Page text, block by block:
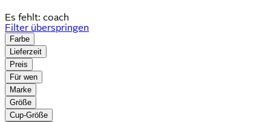
Es fehlt: coach
Filter überspringen
Farbe
Lieferzeit
Preis
Für wen
Marke
Größe
Cup-Größe